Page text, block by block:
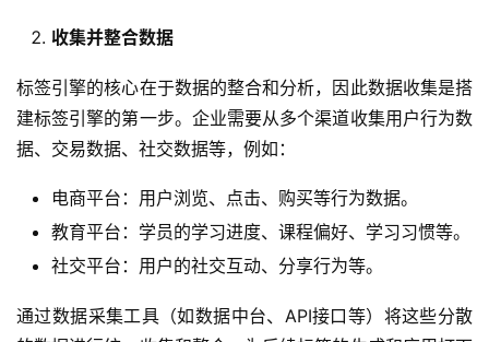
收集并整合数据
标签引擎的核心在于数据的整合和分析，因此数据收集是搭
建标签引擎的第一步。企业需要从多个渠道收集用户行为数
据、交易数据、社交数据等，例如：
电商平台：用户浏览、点击、购买等行为数据。
教育平台：学员的学习进度、课程偏好、学习习惯等。
社交平台：用户的社交互动、分享行为等。
通过数据采集工具（如数据中台、API接口等）将这些分散